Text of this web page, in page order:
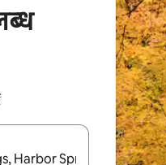
की' का इस्तेमाल करके नेविगेट करें